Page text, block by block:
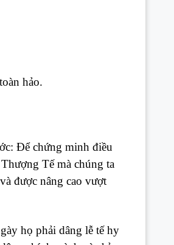
hảo.
Để chứng minh điều
Tế mà chúng ta
được nâng cao vượt
họ phải dâng lễ tế hy